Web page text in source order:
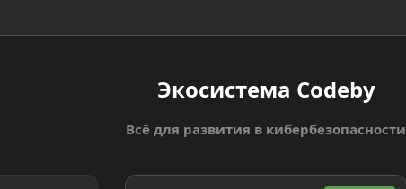
Экосистема Codeby
Всё для развития в кибербезопасности